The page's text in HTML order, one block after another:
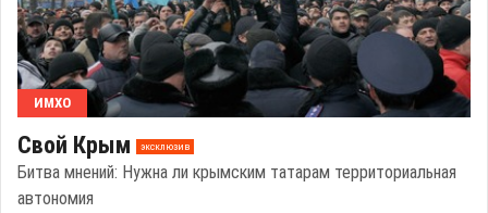
ИМХО
Свой Крым эксклюзив
Битва мнений: Нужна ли крымским татарам территориальная
автономия